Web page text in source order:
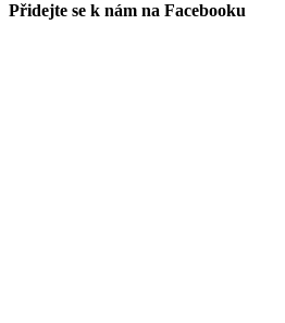
Přidejte se k nám na Facebooku